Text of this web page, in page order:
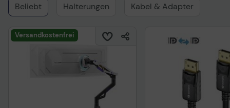
Beliebt Halterungen Kabel & Adapter
Versandkostenfrei